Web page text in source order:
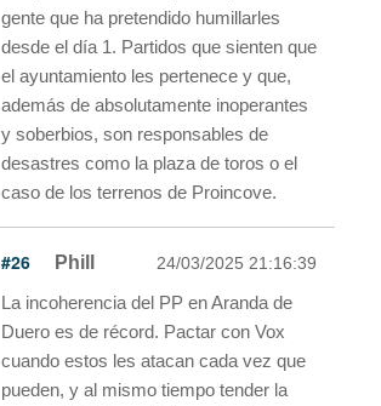
gente que ha pretendido humillarles
desde el día 1. Partidos que sienten que
el ayuntamiento les pertenece y que,
además de absolutamente inoperantes
y soberbios, son responsables de
desastres como la plaza de toros o el
caso de los terrenos de Proincove.
#26 Phill 24/03/2025 21:16:39
La incoherencia del PP en Aranda de
Duero es de récord. Pactar con Vox
cuando estos les atacan cada vez que
pueden, y al mismo tiempo tender la